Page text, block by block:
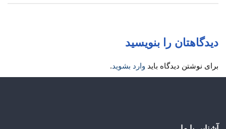
دیدگاهتان را بنویسید
برای نوشتن دیدگاه باید وارد بشوید.